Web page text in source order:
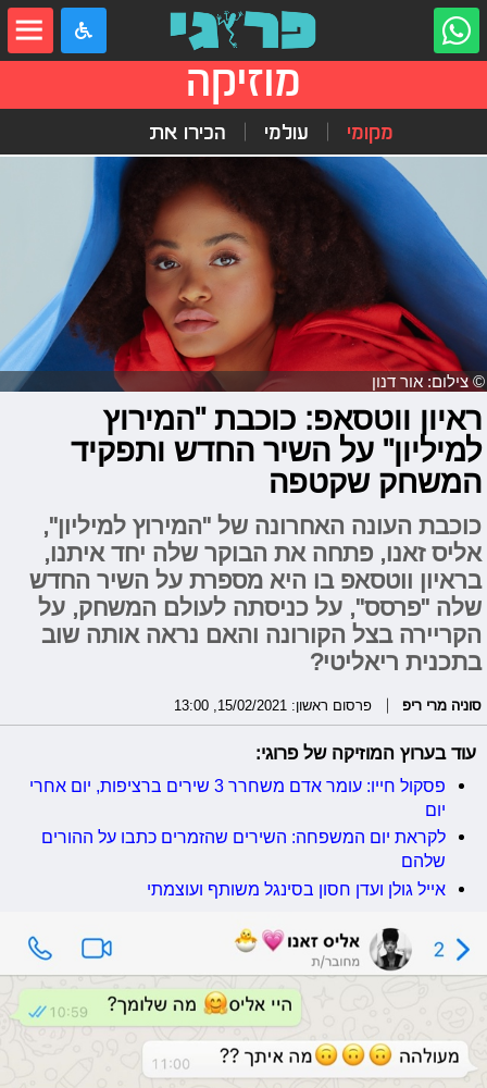
מוזיקה
מקומי עולמי הכירו את
© צילום: אור דנון
ראיון ווטסאפ: כוכבת "המירוץ
למיליון" על השיר החדש ותפקיד
המשחק שקטפה
כוכבת העונה האחרונה של "המירוץ למיליון",
אליס זאנו, פתחה את הבוקר שלה יחד איתנו,
בראיון ווטסאפ בו היא מספרת על השיר החדש
שלה "פרסס", על כניסתה לעולם המשחק, על
הקריירה בצל הקורונה והאם נראה אותה שוב
בתכנית ריאליטי?
סוניה מרי ריפ פרסום ראשון: 15/02/2021, 13:00
עוד בערוץ המוזיקה של פרוגי:
פסקול חייו: עומר אדם משחרר 3 שירים ברציפות, יום אחרי
יום
לקראת יום המשפחה: השירים שהזמרים כתבו על ההורים
שלהם
אייל גולן ועדן חסון בסינגל משותף ועוצמתי